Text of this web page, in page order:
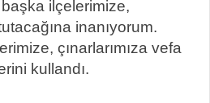
ilçelerimize,
inanıyorum.
çınarlarımıza vefa
kullandı.